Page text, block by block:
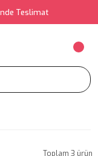
Teslimat
Toplam 3 ürün